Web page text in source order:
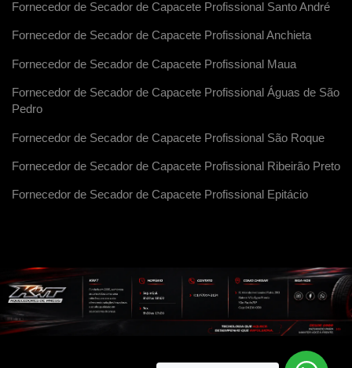
Fornecedor de Secador de Capacete Profissional Santo André
Fornecedor de Secador de Capacete Profissional Anchieta
Fornecedor de Secador de Capacete Profissional Maua
Fornecedor de Secador de Capacete Profissional Águas de São
Pedro
Fornecedor de Secador de Capacete Profissional São Roque
Fornecedor de Secador de Capacete Profissional Ribeirão Preto
Fornecedor de Secador de Capacete Profissional Epitácio